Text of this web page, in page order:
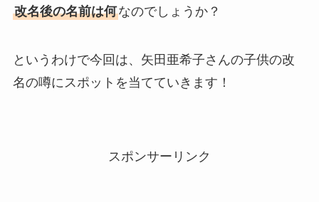
改名後の名前は何なのでしょうか？
というわけで今回は、矢田亜希子さんの子供の改
名の噂にスポットを当てていきます！
スポンサーリンク